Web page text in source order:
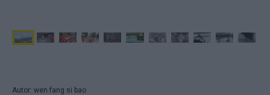
Autor: wen fang si bao